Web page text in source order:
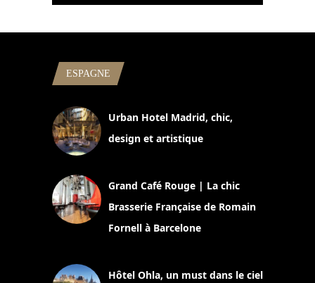
ESPAGNE
Urban Hotel Madrid, chic,
design et artistique
Grand Café Rouge | La chic
Brasserie Française de Romain
Fornell à Barcelone
Hôtel Ohla, un must dans le ciel